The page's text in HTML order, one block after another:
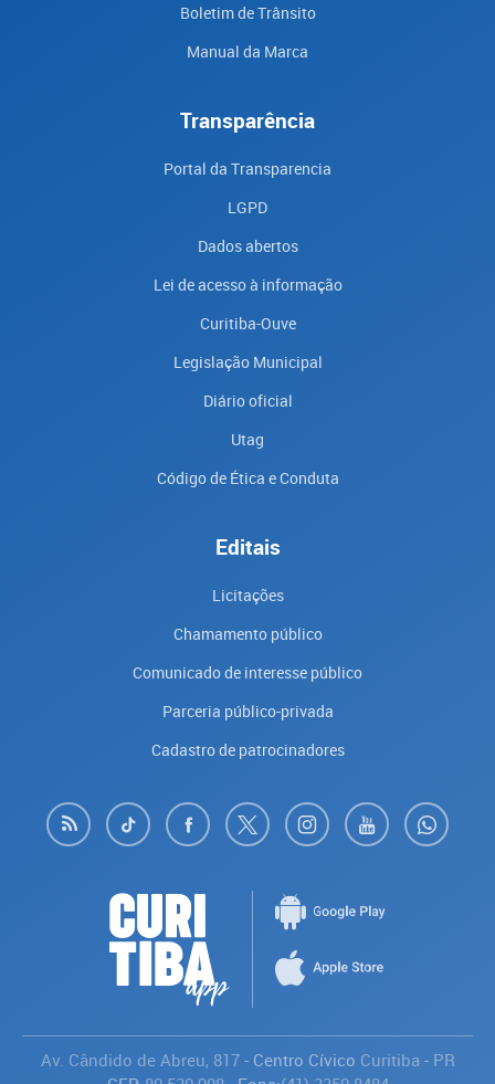
Boletim de Trânsito
Manual da Marca
Transparência
Portal da Transparencia
LGPD
Dados abertos
Lei de acesso à informação
Curitiba-Ouve
Legislação Municipal
Diário oficial
Utag
Código de Ética e Conduta
Editais
Licitações
Chamamento público
Comunicado de interesse público
Parceria público-privada
Cadastro de patrocinadores
Av. Cândido de Abreu, 817- Centro Cívico Curitiba- PR